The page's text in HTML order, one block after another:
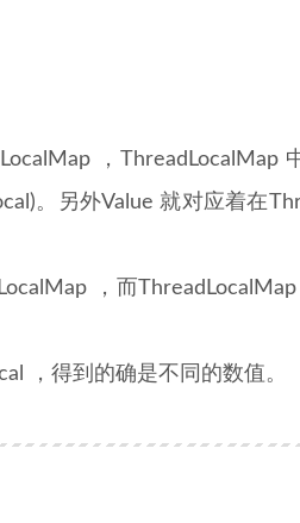
，ThreadLocalMap
。另外Value 就对应着在
，而
，得到的确是不同的数值。